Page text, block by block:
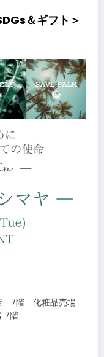
＆ギフト＞
7階 化粧品売場
7階